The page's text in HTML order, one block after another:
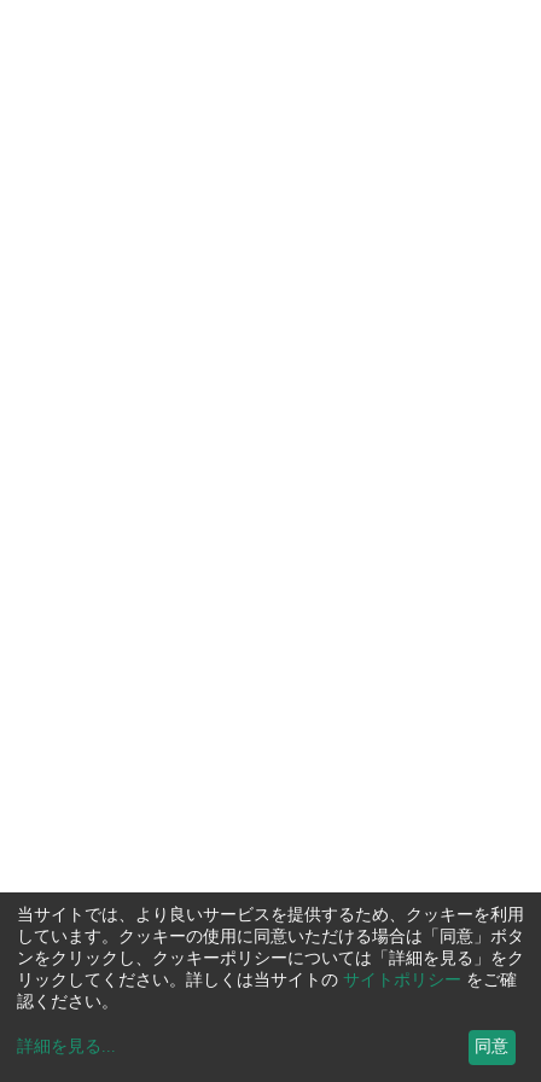
当サイトでは、より良いサービスを提供するため、クッキーを利用
しています。クッキーの使用に同意いただける場合は「同意」ボタ
ンをクリックし、クッキーポリシーについては「詳細を見る」をク
リックしてください。詳しくは当サイトの サイトポリシー をご確
認ください。
詳細を見る ... 同意